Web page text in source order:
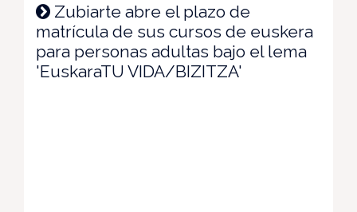
Zubiarte abre el plazo de
matrícula de sus cursos de euskera
para personas adultas bajo el lema
'EuskaraTU VIDA/BIZITZA'